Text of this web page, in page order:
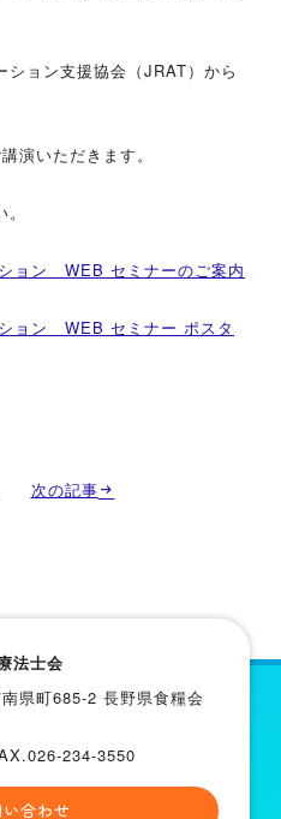
ョン支援協会（JRAT）から
演いただきます。
ョン WEB セミナーのご案内
ョン WEB セミナー ポスタ
次の記事
法士会
県町685-2 長野県食糧会
234-3550
い合わせ